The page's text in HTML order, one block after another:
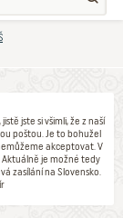
jste si všimli, že z naší
poštou. Je to bohužel
akceptovat. V
je možné tedy
zasílání na Slovensko.